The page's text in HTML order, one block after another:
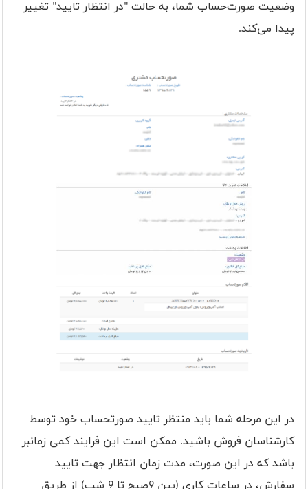
وضعیت صورت‌حساب شما، به حالت "در انتظار تایید" تغییر
پیدا می‌کند.
در این مرحله شما باید منتظر تایید صورتحساب خود توسط
کارشناسان فروش باشید. ممکن است این فرایند کمی زمانبر
باشد که در این صورت، مدت زمان انتظار جهت تایید
سفارش، در ساعات کاری (بین 9صبح تا 9 شب) از طریق